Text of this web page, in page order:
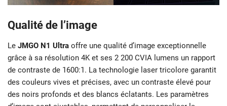
Qualité de l’image
Le JMGO N1 Ultra offre une qualité d’image exceptionnelle
grâce à sa résolution 4K et ses 2 200 CVIA lumens un rapport
de contraste de 1600:1. La technologie laser tricolore garantit
des couleurs vives et précises, avec un contraste élevé pour
des noirs profonds et des blancs éclatants. Les paramètres